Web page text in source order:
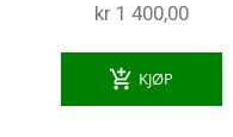
kr 1 400,00
add_shopping_cart KJØP